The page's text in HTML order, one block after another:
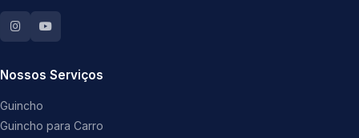
Nossos Serviços
Guincho
Guincho para Carro